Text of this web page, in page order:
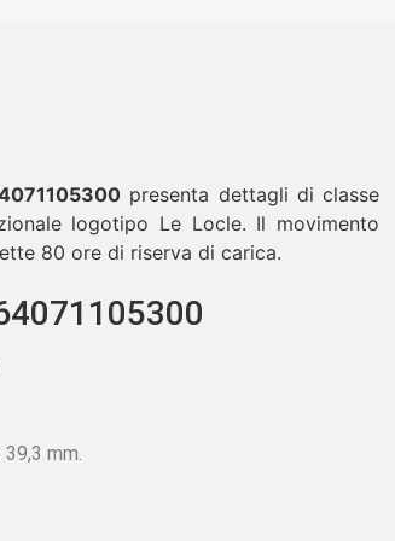
presenta dettagli di classe
logotipo Le Locle. Il movimento
80 ore di riserva di carica.
mm.